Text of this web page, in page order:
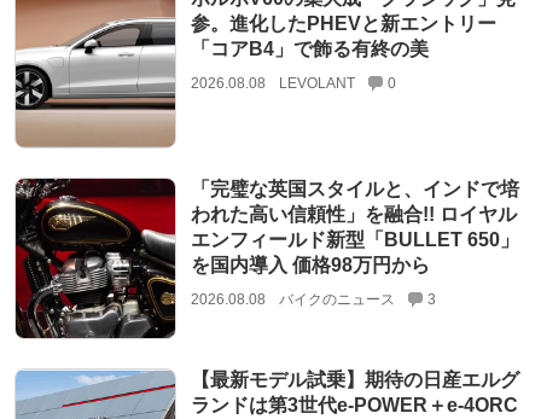
参。進化したPHEVと新エントリー
「コアB4」で飾る有終の美
2026.08.08 LEVOLANT 0
「完璧な英国スタイルと、インドで培
われた高い信頼性」を融合!! ロイヤル
エンフィールド新型「BULLET 650」
を国内導入 価格98万円から
2026.08.08 バイクのニュース 3
【最新モデル試乗】期待の日産エルグ
ランドは第3世代e-POWER＋e-4ORC